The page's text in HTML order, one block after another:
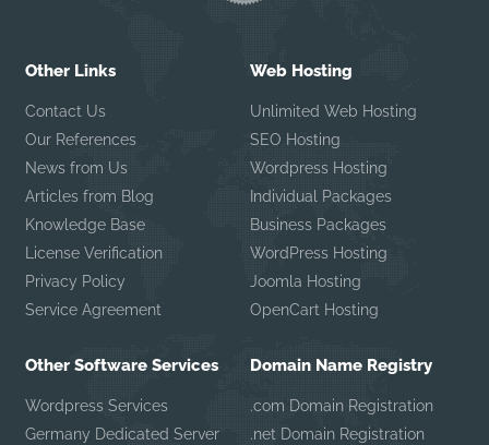
Other Links
Contact Us
Our References
News from Us
Articles from Blog
Knowledge Base
License Verification
Privacy Policy
Service Agreement
Web Hosting
Unlimited Web Hosting
SEO Hosting
Wordpress Hosting
Individual Packages
Business Packages
WordPress Hosting
Joomla Hosting
OpenCart Hosting
Other Software Services
Wordpress Services
Germany Dedicated Server
Domain Name Registry
.com Domain Registration
.net Domain Registration